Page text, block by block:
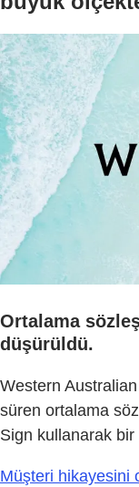
Ortalama
düşürüldü.
Western
süren ortalama
Sign kullanarak
Müşteri hikayesini